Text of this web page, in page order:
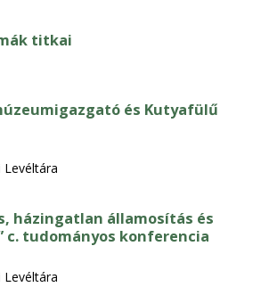
titkai
és Kutyafülű
Levéltára
házingatlan államosítás és
c. tudományos konferencia
Levéltára